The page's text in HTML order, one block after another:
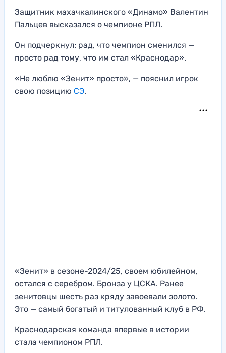
Защитник махачкалинского «Динамо» Валентин
Пальцев высказался о чемпионе РПЛ.
Он подчеркнул: рад, что чемпион сменился —
просто рад тому, что им стал «Краснодар».
«Не люблю «Зенит» просто», — пояснил игрок
свою позицию СЭ.
«Зенит» в сезоне-2024/25, своем юбилейном,
остался с серебром. Бронза у ЦСКА. Ранее
зенитовцы шесть раз кряду завоевали золото.
Это — самый богатый и титулованный клуб в РФ.
Краснодарская команда впервые в истории
стала чемпионом РПЛ.